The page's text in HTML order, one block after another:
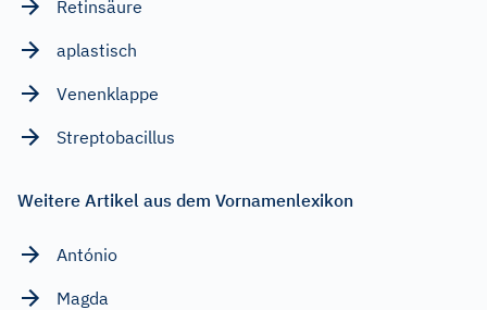
Retinsäure
aplastisch
Venenklappe
Streptobacillus
Weitere Artikel aus dem Vornamenlexikon
António
Magda